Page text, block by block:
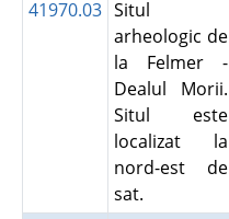
41970.03 Situl
arheologic de
la Felmer -
Dealul Morii.
Situl este
localizat la
nord-est de
sat.